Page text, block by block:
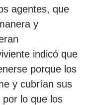
agentes, que
y
indicó que
porque los
y cubrían sus
lo que los